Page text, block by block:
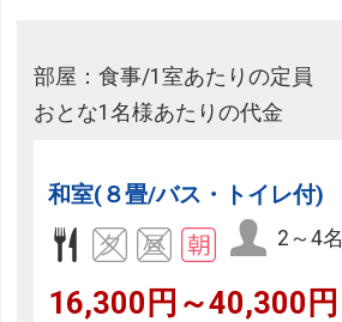
部屋：食事/1室あたりの定員
おとな1名様あたりの代金
和室(８畳/バス・トイレ付)
2～4名
16,300円～40,300円